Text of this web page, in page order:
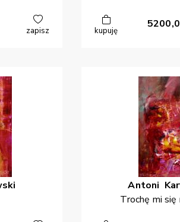
zapisz kupuję
Antoni
Trochę mi się